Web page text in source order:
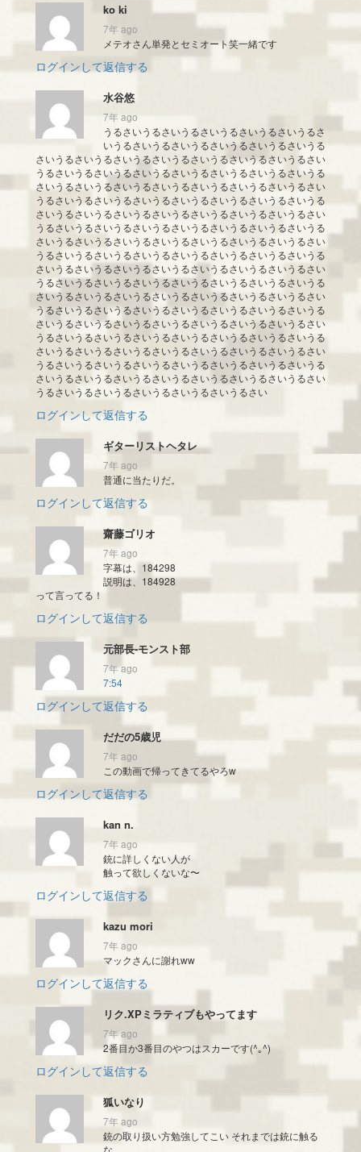
ko ki
7年 ago
メテオさん単発とセミオート笑一緒です
ログインして返信する
水谷悠
7年 ago
うるさいうるさいうるさいうるさいうるさいうるさ
いうるさいうるさいうるさいうるさいうるさいうる
さいうるさいうるさいうるさいうるさいうるさいうるさいうるさい
うるさいうるさいうるさいうるさいうるさいうるさいうるさいうる
さいうるさいうるさいうるさいうるさいうるさいうるさいうるさい
うるさいうるさいうるさいうるさいうるさいうるさいうるさいうる
さいうるさいうるさいうるさいうるさいうるさいうるさいうるさい
うるさいうるさいうるさいうるさいうるさいうるさいうるさいうる
さいうるさいうるさいうるさいうるさいうるさいうるさいうるさい
うるさいうるさいうるさいうるさいうるさいうるさいうるさいうる
さいうるさいうるさいうるさいうるさいうるさいうるさいうるさい
うるさいうるさいうるさいうるさいうるさいうるさいうるさいうる
さいうるさいうるさいうるさいうるさいうるさいうるさいうるさい
うるさいうるさいうるさいうるさいうるさいうるさいうるさいうる
さいうるさいうるさいうるさいうるさいうるさいうるさいうるさい
うるさいうるさいうるさいうるさいうるさいうるさいうるさいうる
さいうるさいうるさいうるさいうるさいうるさいうるさいうるさい
うるさいうるさいうるさいうるさいうるさいうるさいうるさいうる
さいうるさいうるさいうるさいうるさいうるさいうるさいうるさい
うるさいうるさいうるさいうるさいうるさいうるさい
ログインして返信する
ギターリストヘタレ
7年 ago
普通に当たりだ。
ログインして返信する
齋藤ゴリオ
7年 ago
字幕は、184298
説明は、184928
って言ってる！
ログインして返信する
元部長-モンスト部
7年 ago
7:54
ログインして返信する
だだの5歳児
7年 ago
この動画で帰ってきてるやろw
ログインして返信する
kan n.
7年 ago
銃に詳しくない人が
触って欲しくないな〜
ログインして返信する
kazu mori
7年 ago
マックさんに謝れww
ログインして返信する
リク.XPミラティブもやってます
7年 ago
2番目か3番目のやつはスカーです(^｡^)
ログインして返信する
狐いなり
7年 ago
銃の取り扱い方勉強してこい それまでは銃に触る
な